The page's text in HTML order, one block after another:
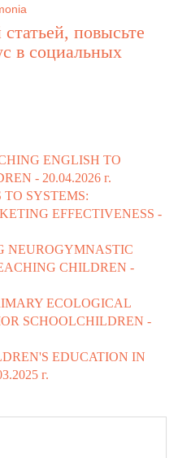
повысьте
в социальных
ENGLISH TO
- 20.04.2026 г.
SYSTEMS:
EFFECTIVENESS -
NEUROGYMNASTIC
CHILDREN -
ECOLOGICAL
SCHOOLCHILDREN -
EDUCATION IN
г.